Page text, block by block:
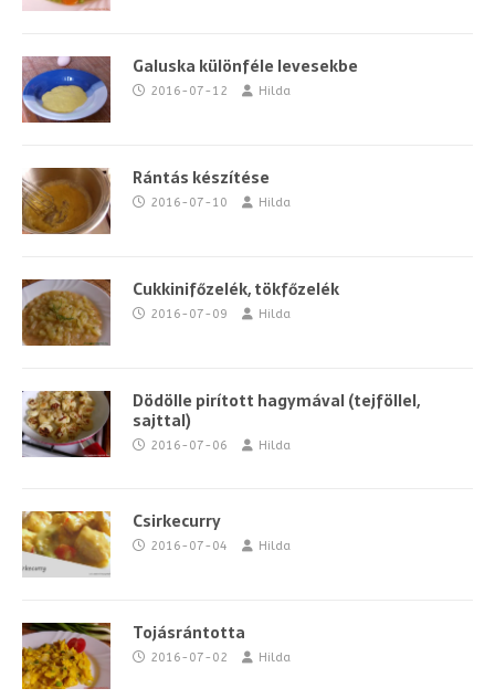
Galuska különféle levesekbe
2016-07-12 Hilda
Rántás készítése
2016-07-10 Hilda
Cukkinifőzelék, tökfőzelék
2016-07-09 Hilda
Dödölle pirított hagymával (tejföllel,
sajttal)
2016-07-06 Hilda
Csirkecurry
2016-07-04 Hilda
Tojásrántotta
2016-07-02 Hilda